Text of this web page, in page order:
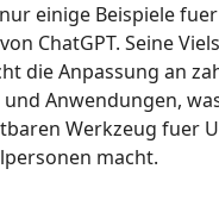
einige Beispiele
ChatGPT. Seine
die Anpassung an
Anwendungen,
Werkzeug fuer
macht.